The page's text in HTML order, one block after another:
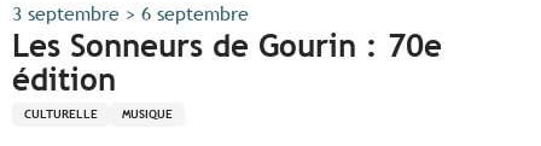
3 septembre > 6 septembre
Les Sonneurs de Gourin : 70e
édition
CULTURELLE MUSIQUE